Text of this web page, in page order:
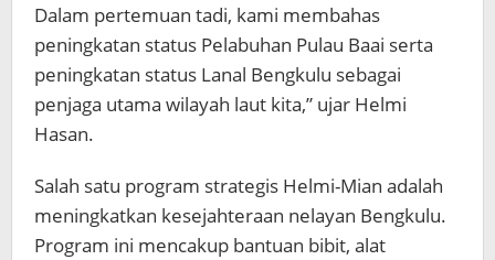
Dalam pertemuan tadi, kami membahas
peningkatan status Pelabuhan Pulau Baai serta
peningkatan status Lanal Bengkulu sebagai
penjaga utama wilayah laut kita,” ujar Helmi
Hasan.
Salah satu program strategis Helmi-Mian adalah
meningkatkan kesejahteraan nelayan Bengkulu.
Program ini mencakup bantuan bibit, alat